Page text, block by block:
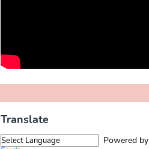
Translate
Powered by